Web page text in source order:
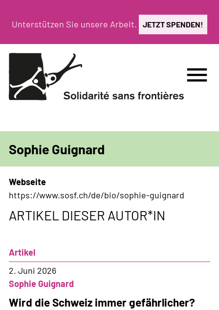
zumUnterstützen Sie unsere Arbeit. JETZT SPENDEN!
menu
Sophie Guignard
Webseite
https://www.sosf.ch/de/bio/sophie-guignard
ARTIKEL DIESER AUTOR*IN
Artikel
2. Juni 2026
Sophie Guignard
Wird die Schweiz immer gefährlicher?